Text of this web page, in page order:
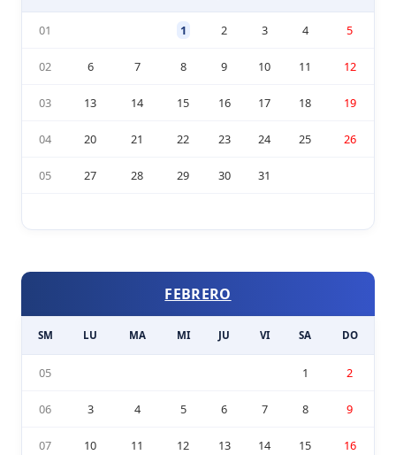
01 1 2 3 4 5
02 6 7 8 9 10 11 12
03 13 14 15 16 17 18 19
04 20 21 22 23 24 25 26
05 27 28 29 30 31
FEBRERO
SM LU MA MI JU VI SA DO
05 1 2
06 3 4 5 6 7 8 9
07 10 11 12 13 14 15 16